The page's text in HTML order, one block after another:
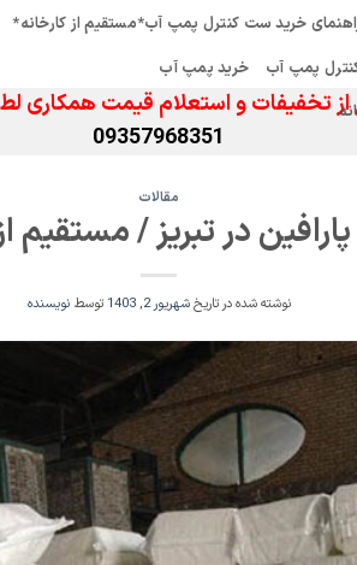
خرید ست کنترل پمپ آب*مستقیم از کارخانه*
پمپ آب
خرید پمپ آب
تخفیفات و استعلام قیمت همکاری
09357968351
مقالات
در تبریز / مستقیم
نوشته شده در تاریخشهریور 2, 1403 توسطنویسنده